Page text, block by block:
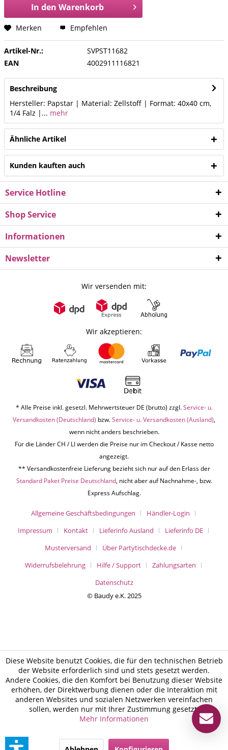
In den Warenkorb
Merken Empfehlen
Artikel-Nr.:
SVPST11682
EAN
4002911116821
Beschreibung
Hersteller: Papstar | Material: Zellstoff | Format: 40x40 cm,
1/4 Falz |... mehr
Ähnliche Artikel
Kunden kauften auch
Service Hotline
Shop Service
Informationen
Newsletter
Wir versenden mit:
Wir akzeptieren:
* Alle Preise inkl. gesetzl. Mehrwertsteuer DE (brutto) zzgl.Service- u.
Versandkosten (Deutschland) bzw.Service- u. Versandkosten (Ausland),
wenn nicht anders beschrieben.
Für die Länder CH / LI werden die Preise nur im Checkout / Kasse netto
angezeigt.
** Versandkostenfreie Lieferung bezieht sich nur auf den Erlass der
Standard Paket Preise Deutschland, nicht aber auf Nachnahme-, bzw.
Express Aufschlag.
Allgemeine Geschäftsbedingungen
Händler-Login
Impressum
Kontakt Lieferinfo Ausland
Lieferinfo DE
Musterversand
Über Partytischdecke.de
Widerrufsbelehrung
Hilfe / Support
Zahlungsarten
Datenschutz
© Baudy e.K. 2025
Diese Website benutzt Cookies, die für den technischen Betrieb
der Website erforderlich sind und stets gesetzt werden.
Andere Cookies, die den Komfort bei Benutzung dieser Website
erhöhen, der Direktwerbung dienen oder die Interaktion mit
anderen Websites und sozialen Netzwerken vereinfachen
sollen, werden nur mit Ihrer Zustimmung gesetzt.
Mehr Informationen